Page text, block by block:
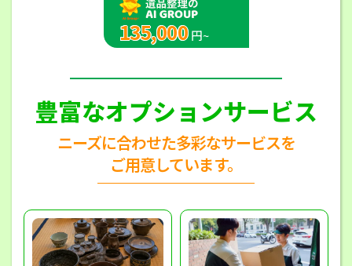
135,000 円~
豊富なオプションサービス
ニーズに合わせた多彩なサービスを
ご用意しています。